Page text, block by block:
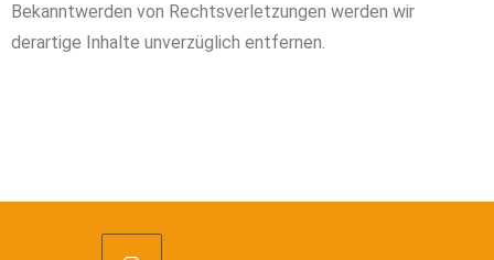
Bekanntwerden von Rechtsverletzungen werden wir
derartige Inhalte unverzüglich entfernen.